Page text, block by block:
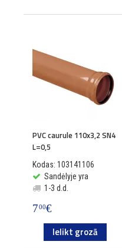
PVC caurule 110x3,2 SN4
L=0,5
Kodas: 103141106
Sandėlyje yra
1-3 d.d.
700€
Ielikt grozā